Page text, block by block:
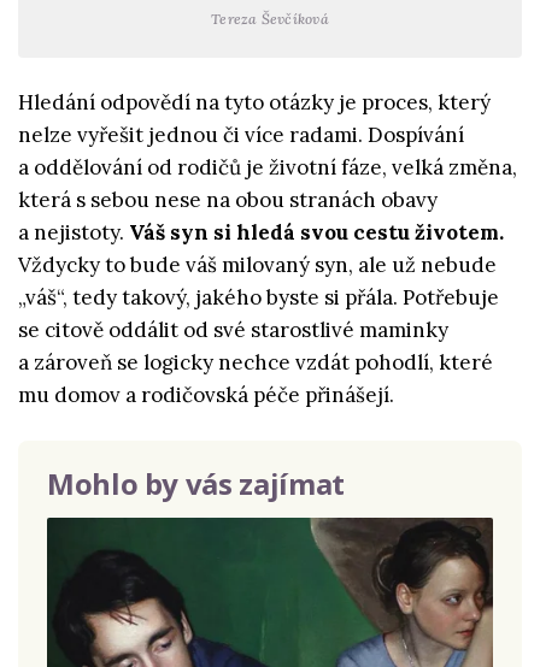
Tereza Ševčíková
Hledání odpovědí na tyto otázky je proces, který
nelze vyřešit jednou či více radami. Dospívání
a oddělování od rodičů je životní fáze, velká změna,
která s sebou nese na obou stranách obavy
a nejistoty. Váš syn si hledá svou cestu životem.
Vždycky to bude váš milovaný syn, ale už nebude
„váš“, tedy takový, jakého byste si přála. Potřebuje
se citově oddálit od své starostlivé maminky
a zároveň se logicky nechce vzdát pohodlí, které
mu domov a rodičovská péče přinášejí.
Mohlo by vás zajímat